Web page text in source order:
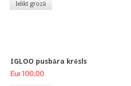
Ielikt grozā
IGLOO pusbāra krēsls
Eur 100,00